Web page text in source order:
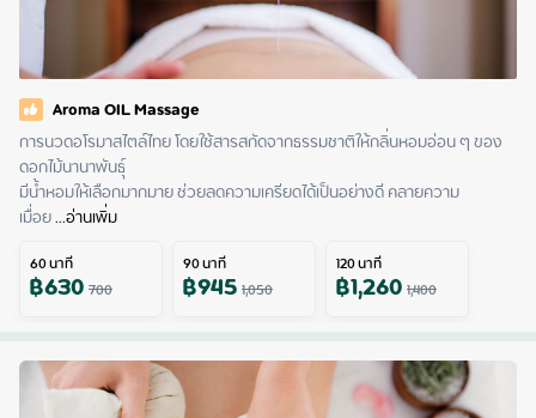
Aroma OIL Massage
การนวดอโรมาสไตล์ไทย โดยใช้สารสกัดจากธรรมชาติให้กลิ่นหอมอ่อน ๆ ของ
ดอกไม้นานาพันธุ์
มีน้ำหอมให้เลือกมากมาย ช่วยลดความเครียดได้เป็นอย่างดี คลายความ
เมื่อย ...อ่านเพิ่ม
60นาที
฿630700
90นาที
฿9451,050
120นาที
฿1,2601,400